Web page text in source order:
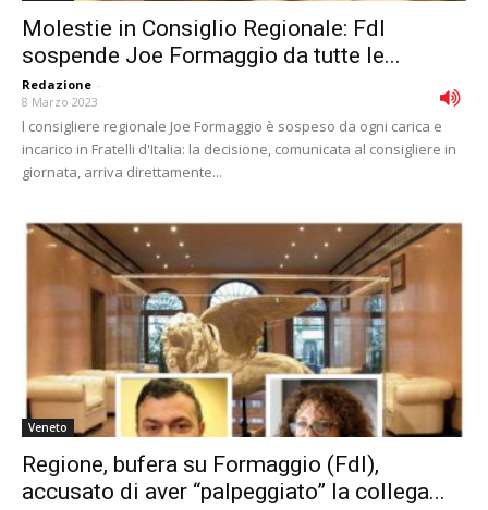
Molestie in Consiglio Regionale: FdI
sospende Joe Formaggio da tutte le...
Redazione -
8 Marzo 2023
l consigliere regionale Joe Formaggio è sospeso da ogni carica e
incarico in Fratelli d'Italia: la decisione, comunicata al consigliere in
giornata, arriva direttamente...
Veneto
Regione, bufera su Formaggio (FdI),
accusato di aver “palpeggiato” la collega...